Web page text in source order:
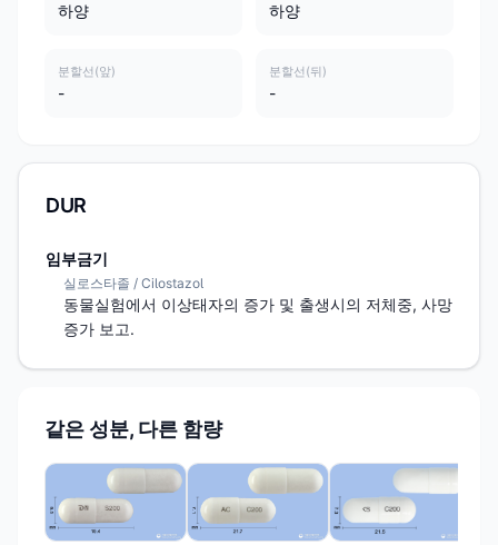
하양 하양
분할선(앞)
-
분할선(뒤)
-
DUR
임부금기
실로스타졸 / Cilostazol
동물실험에서 이상태자의 증가 및 출생시의 저체중, 사망
증가 보고.
같은 성분, 다른 함량